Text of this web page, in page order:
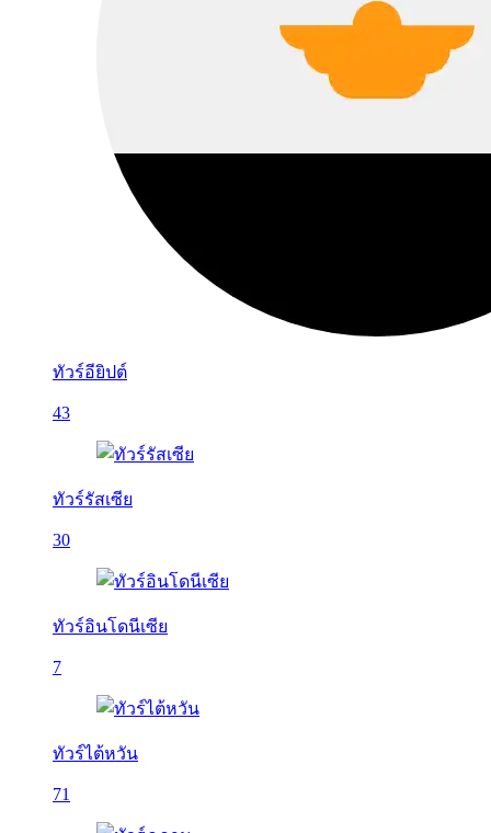
ทัวร์อียิปต์
43
ทัวร์รัสเซีย
30
ทัวร์อินโดนีเซีย
7
ทัวร์ไต้หวัน
71